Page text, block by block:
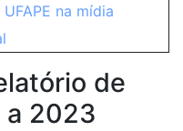
de
a 2023
UFAPE na mídia